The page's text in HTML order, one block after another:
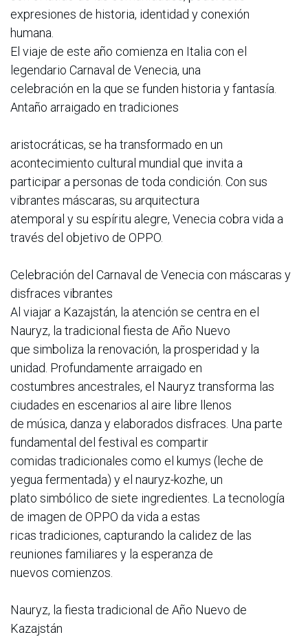
expresiones de historia, identidad y conexión
humana.
El viaje de este año comienza en Italia con el
legendario Carnaval de Venecia, una
celebración en la que se funden historia y fantasía.
Antaño arraigado en tradiciones
aristocráticas, se ha transformado en un
acontecimiento cultural mundial que invita a
participar a personas de toda condición. Con sus
vibrantes máscaras, su arquitectura
atemporal y su espíritu alegre, Venecia cobra vida a
través del objetivo de OPPO.
Celebración del Carnaval de Venecia con máscaras y
disfraces vibrantes
Al viajar a Kazajstán, la atención se centra en el
Nauryz, la tradicional fiesta de Año Nuevo
que simboliza la renovación, la prosperidad y la
unidad. Profundamente arraigado en
costumbres ancestrales, el Nauryz transforma las
ciudades en escenarios al aire libre llenos
de música, danza y elaborados disfraces. Una parte
fundamental del festival es compartir
comidas tradicionales como el kumys (leche de
yegua fermentada) y el nauryz-kozhe, un
plato simbólico de siete ingredientes. La tecnología
de imagen de OPPO da vida a estas
ricas tradiciones, capturando la calidez de las
reuniones familiares y la esperanza de
nuevos comienzos.
Nauryz, la fiesta tradicional de Año Nuevo de
Kazajstán